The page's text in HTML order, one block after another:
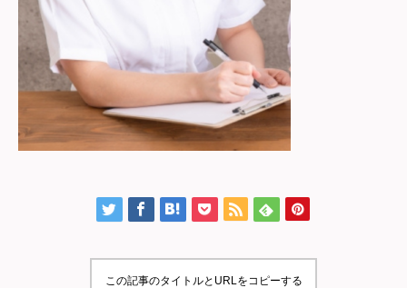
この記事のタイトルとURLをコピーする